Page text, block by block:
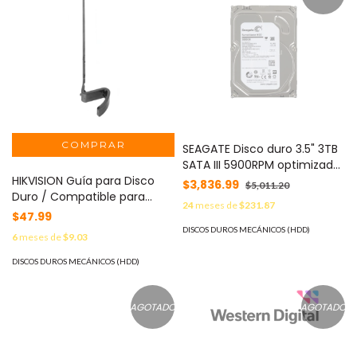
HIKVISION Guía para Disco
Duro / Compatible para
Serie DS-96XXX / 1 Pieza
190200293
$47.99
6meses de$9.03
DISCOS DUROS MECÁNICOS (HDD)
SEAGATE Disco duro 3.5" 3TB
SATA III 5900RPM optimizado
para video vigilancia 24/7
MOD: ST3000VX006
$3,836.99 $5,011.20
24meses de$231.87
DISCOS DUROS MECÁNICOS (HDD)
AGOTADO AGOTADO